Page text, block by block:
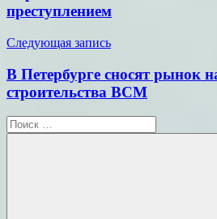
записям
преступлением
Следующая запись
В Петербурге сносят рынок
строительства ВСМ
Поиск
для: